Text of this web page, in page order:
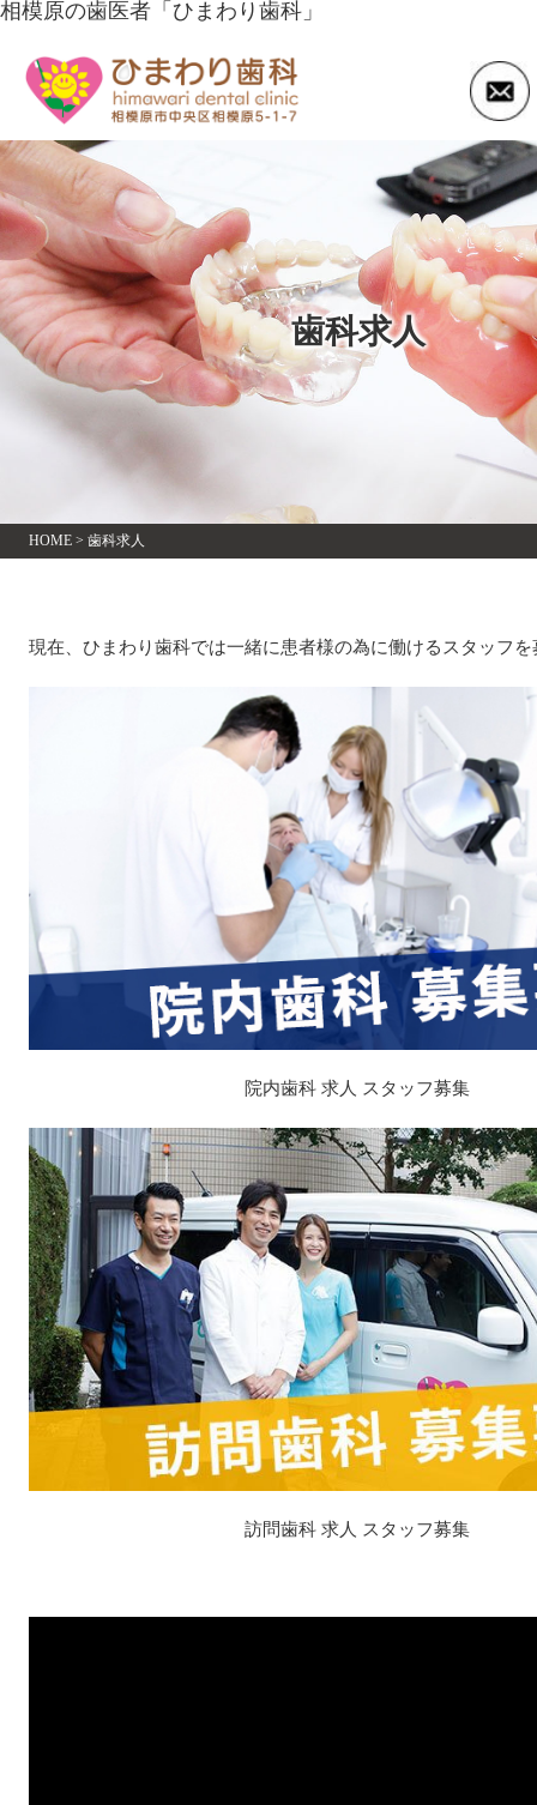
相模原の歯医者「ひまわり歯科」
歯科求人
HOME> 歯科求人
現在、ひまわり歯科では一緒に患者様の為に働けるスタッフ
院内歯科 求人 スタッフ募集
訪問歯科 求人 スタッフ募集